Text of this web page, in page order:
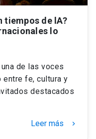
tiempos de lA?
lo
de las voces
fe, cultura y
destacados
Leer más keyboard_arrow_right